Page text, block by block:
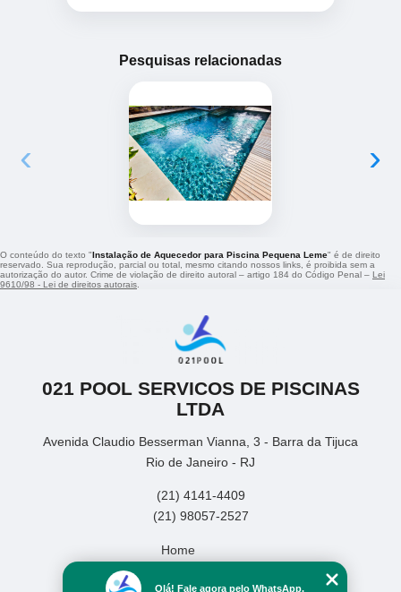
Pesquisas relacionadas
‹ ›
O conteúdo do texto "Instalação de Aquecedor para Piscina Pequena Leme" é de direito
reservado. Sua reprodução, parcial ou total, mesmo citando nossos links, é proibida sem a
autorização do autor. Crime de violação de direito autoral – artigo 184 do Código Penal – Lei
9610/98 - Lei de direitos autorais
021 POOL SERVICOS DE PISCINAS
LTDA
Avenida Claudio Besserman Vianna, 3 - Barra da Tijuca
Rio de Janeiro - RJ
(21) 4141-4409
(21) 98057-2527
Home
Olá! Fale agora pelo WhatsApp.